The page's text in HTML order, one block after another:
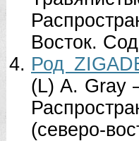
Восток.
Род
(L) A. Gray
(северо-